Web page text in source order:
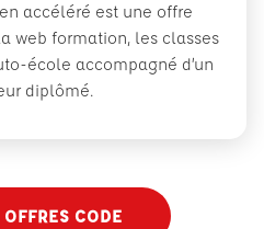
accéléré est une offre
web formation, les classes
école accompagné d’un
diplômé.
CODE